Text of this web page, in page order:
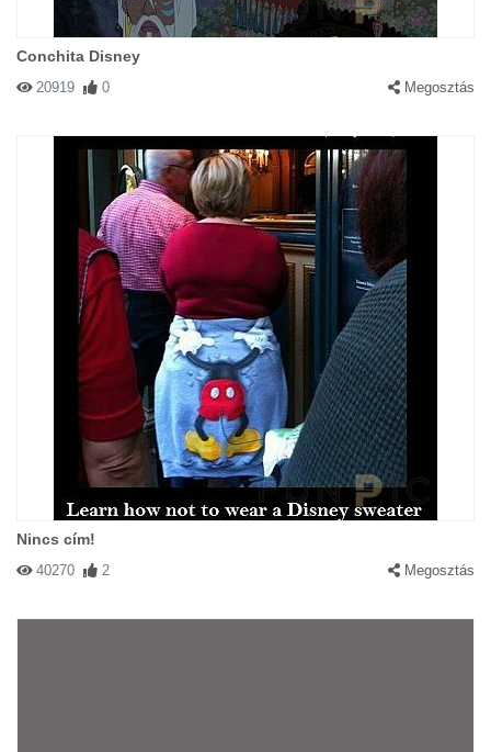
Conchita Disney
20919 0 Megosztás
Nincs cím!
40270 2 Megosztás